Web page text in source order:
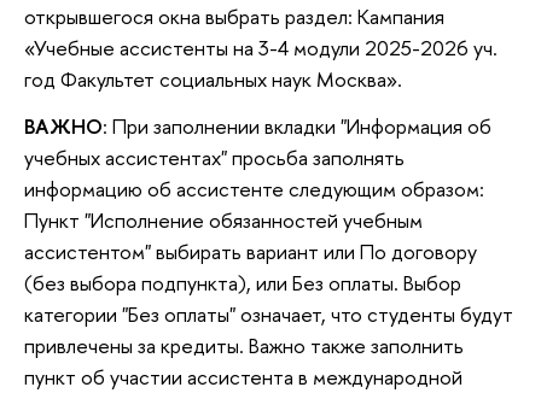
открывшегося окна выбрать раздел: Кампания
«Учебные ассистенты на 3-4 модули 2025-2026 уч.
год Факультет социальных наук Москва».
ВАЖНО: При заполнении вкладки "Информация об
учебных ассистентах" просьба заполнять
информацию об ассистенте следующим образом:
Пункт "Исполнение обязанностей учебным
ассистентом" выбирать вариант или По договору
(без выбора подпункта), или Без оплаты. Выбор
категории "Без оплаты" означает, что студенты будут
привлечены за кредиты. Важно также заполнить
пункт об участии ассистента в международной